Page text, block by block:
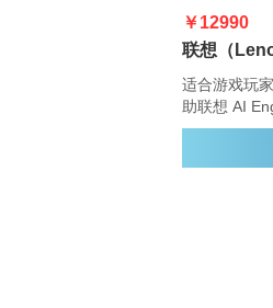
￥12990
适合游戏玩
助联想 AI
戏。